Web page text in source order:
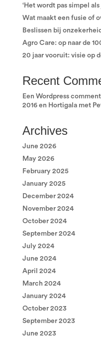
‘Het wordt pas simpel
Wat maakt een fusie of
Beslissen bij onzekerheid
Agro Care: op naar de
20 jaar vooruit: visie op
Recent
Een Wordpress
2016 en Hortigala met
Archives
June 2026
May 2026
February 2025
January 2025
December 2024
November 2024
October 2024
September 2024
July 2024
June 2024
April 2024
March 2024
January 2024
October 2023
September 2023
June 2023